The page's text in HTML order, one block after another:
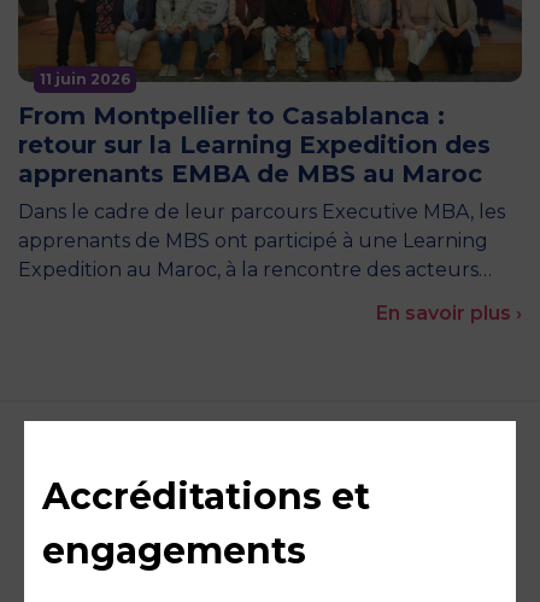
11 juin 2026
From Montpellier to Casablanca :
retour sur la Learning Expedition des
apprenants EMBA de MBS au Maroc
Dans le cadre de leur parcours Executive MBA, les
apprenants de MBS ont participé à une Learning
Expedition au Maroc, à la rencontre des acteurs…
En savoir plus ›
Accréditations et
engagements